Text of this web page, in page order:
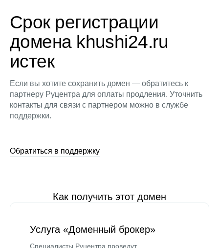
Срок регистрации
домена khushi24.ru
истек
Если вы хотите сохранить домен — обратитесь к
партнеру Руцентра для оплаты продления. Уточнить
контакты для связи с партнером можно в службе
поддержки.
Обратиться в поддержку
Как получить этот домен
Услуга «Доменный брокер»
Специалисты Руцентра проведут